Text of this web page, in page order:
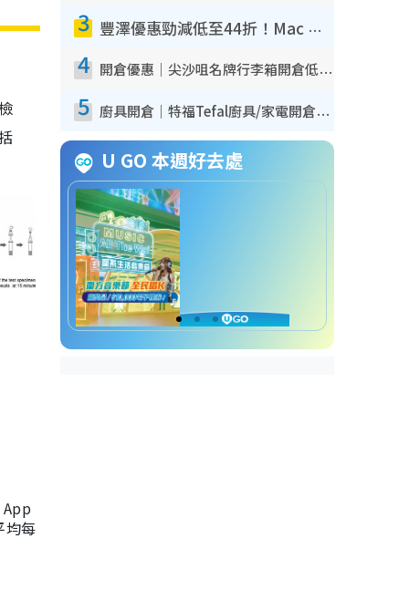
均每
3 豐澤優惠勁減低至44折！Mac mini/iPhone17Pro大減價！廚房家電$220起
4 開倉優惠｜尖沙咀名牌行李箱開倉低至4折！一連5日 American Tourister/ace./Hallmark $200起！
5 廚具開倉｜特福Tefal廚具/家電開倉低至3折！$220起買平底鍋/炒鑊/湯煲！電飯煲/吸塵機/燙斗$418起
U GO 本週好去處